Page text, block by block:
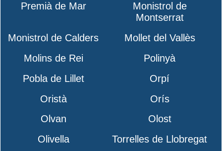
Premià de Mar
Monistrol de
Montserrat
Monistrol de Calders
Mollet del Vallès
Molins de Rei
Polinyà
Pobla de Lillet
Orpí
Oristà
Orís
Olvan
Olost
Olivella
Torrelles de Llobregat